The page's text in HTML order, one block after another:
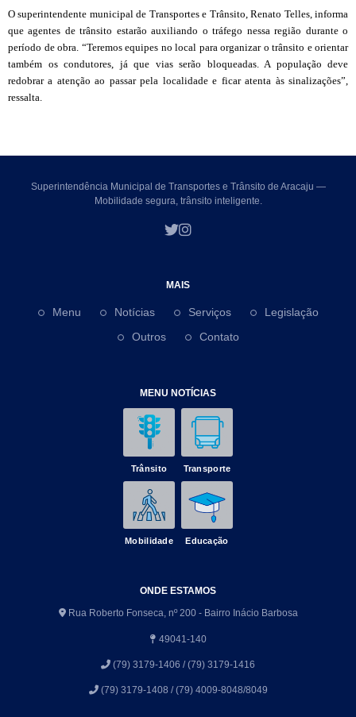
O superintendente municipal de Transportes e Trânsito, Renato Telles, informa
que agentes de trânsito estarão auxiliando o tráfego nessa região durante o
período de obra. “Teremos equipes no local para organizar o trânsito e orientar
também os condutores, já que vias serão bloqueadas. A população deve
redobrar a atenção ao passar pela localidade e ficar atenta às sinalizações”,
ressalta.
Superintendência Municipal de Transportes e Trânsito de Aracaju —
Mobilidade segura, trânsito inteligente.
MAIS
Menu Notícias Serviços
Legislação
Outros
Contato
MENU NOTÍCIAS
Trânsito Transporte
Mobilidade Educação
ONDE ESTAMOS
Rua Roberto Fonseca, nº 200 - Bairro Inácio Barbosa
49041-140
(79) 3179-1406 / (79) 3179-1416
(79) 3179-1408 / (79) 4009-8048/8049